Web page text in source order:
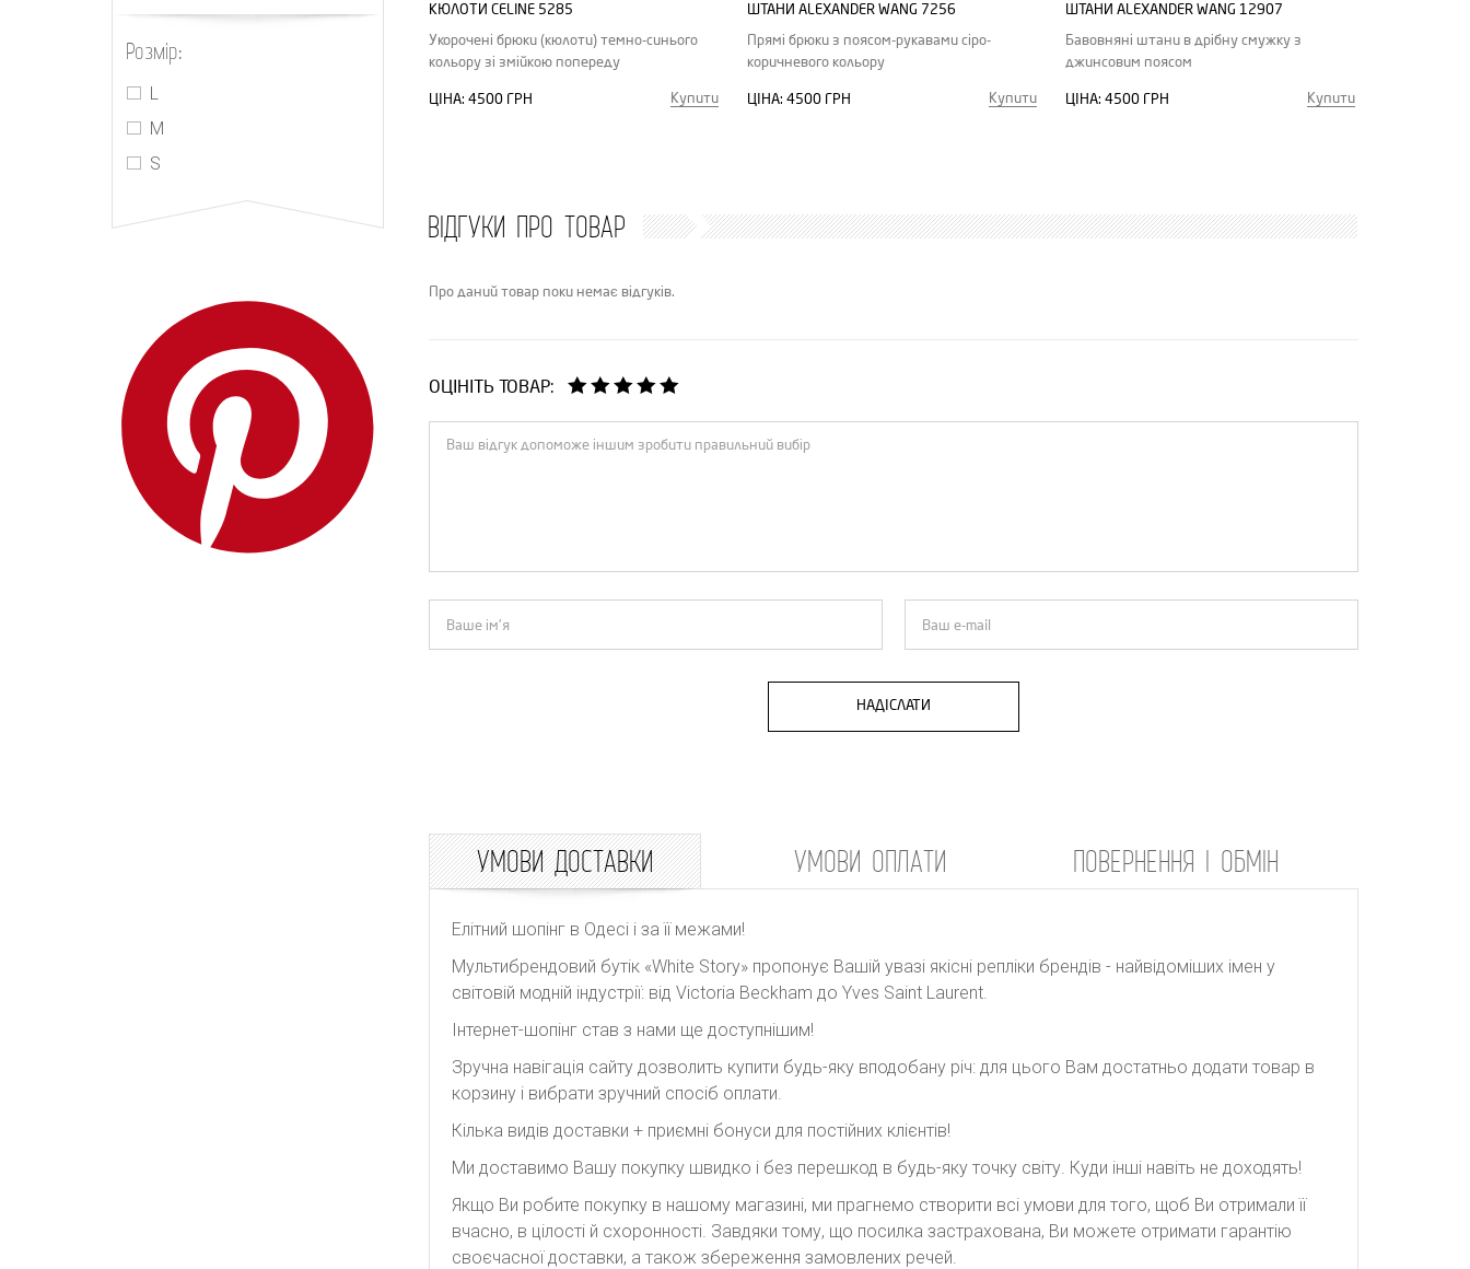
Jamie Wei Huang
Jasmine
Kimhekim
Maje
MIU MIU
Monse
PRADA
Push Botton
Push Button
R13
The Attico
The Row
Valentino
Розмір:
L
M
S
КЮЛОТИ CELINE 5285
Укорочені брюки (кюлоти) темно-синього
кольору зі змійкою попереду
ЦІНА: 4500 ГРН Купити
ШТАНИ ALEXANDER WANG 7256
Прямі брюки з поясом-рукавами сіро-
коричневого кольору
ЦІНА: 4500 ГРН Купити
ШТАНИ ALEXANDER WANG 12907
Бавовняні штани в дрібну смужку з
джинсовим поясом
ЦІНА: 4500 ГРН Купити
ВІДГУКИ ПРО ТОВАР
Про даний товар поки немає відгуків.
ОЦІНІТЬ ТОВАР:
НАДІСЛАТИ
УМОВИ ДОСТАВКИ УМОВИ ОПЛАТИ ПОВЕРНЕННЯ І ОБМІН
Елітний шопінг в Одесі і за її межами!
Мультибрендовий бутік «White Story» пропонує Вашій увазі якісні репліки брендів - найвідоміших імен у
світовій модній індустрії: від Victoria Beckham до Yves Saint Laurent.
Інтернет-шопінг став з нами ще доступнішим!
Зручна навігація сайту дозволить купити будь-яку вподобану річ: для цього Вам достатньо додати товар в
корзину і вибрати зручний спосіб оплати.
Кілька видів доставки + приємні бонуси для постійних клієнтів!
Ми доставимо Вашу покупку швидко і без перешкод в будь-яку точку світу. Куди інші навіть не доходять!
Якщо Ви робите покупку в нашому магазині, ми прагнемо створити всі умови для того, щоб Ви отримали її
вчасно, в цілості й схоронності. Завдяки тому, що посилка застрахована, Ви можете отримати гарантію
своєчасної доставки, а також збереження замовлених речей.